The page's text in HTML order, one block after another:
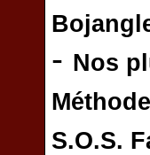
- Nos
S.O.S.